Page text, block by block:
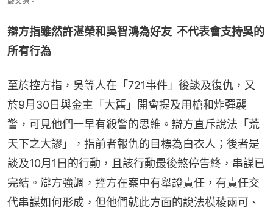
辯方指雖然許湛榮和吳智鴻為好友  不代表會支持吳的
所有行為
至於控方指，吳等人在「721事件」後談及復仇，又
於9月30日與金主「大舊」開會提及用槍和炸彈襲
警，可見他們一早有殺警的思維。辯方直斥說法「荒
天下之大謬」，指前者報仇的目標為白衣人；後者是
談及10月1日的行動，且該行動最後煞停告終，串謀已
完結。辯方強調，控方在案中有舉證責任，有責任交
代串謀如何形成，但他們就此方面的說法模稜兩可、